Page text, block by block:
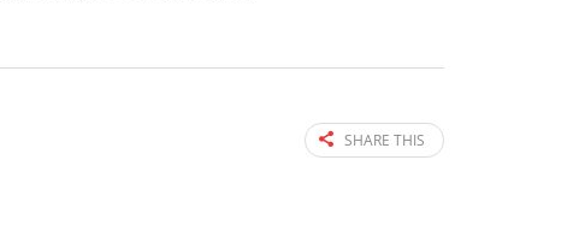
SHARE THIS